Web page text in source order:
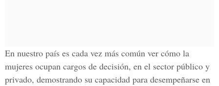
En nuestro país es cada vez más común ver cómo la
mujeres ocupan cargos de decisión, en el sector público y
privado, demostrando su capacidad para desempeñarse en